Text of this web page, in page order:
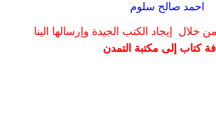
احمد صالح سلوم
خلال إيجاد الكتب الجيدة وإرسالها الينا
كتاب إلى مكتبة التمدن